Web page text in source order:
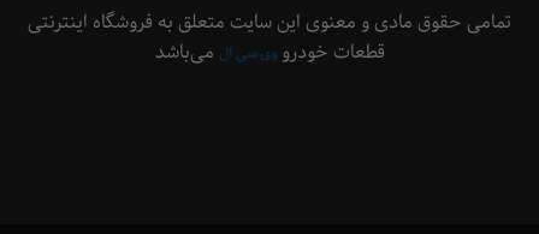
حقوق مادی و معنوی این سایت متعلق به فروشگاه اینترنتی
قطعات خودرووی سی ال می‌باشد